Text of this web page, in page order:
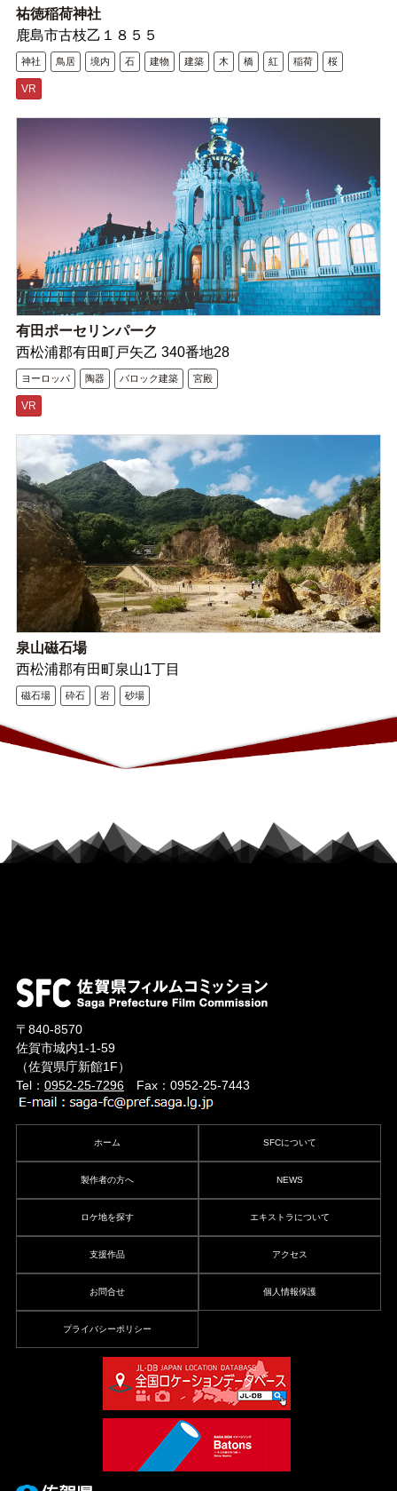
祐徳稲荷神社
鹿島市古枝乙１８５５
神社 鳥居 境内 石 建物 建築 木 橋 紅 稲荷 桜
VR
有田ポーセリンパーク
西松浦郡有田町戸矢乙 340番地28
ヨーロッパ 陶器 バロック建築 宮殿
VR
泉山磁石場
西松浦郡有田町泉山1丁目
磁石場 砕石 岩 砂場
〒840-8570
佐賀市城内1-1-59
（佐賀県庁新館1F）
Tel： 0952-25-7296Fax：0952-25-7443
ホーム SFCについて
製作者の方へ NEWS
ロケ地を探す エキストラについて
支援作品 アクセス
お問合せ 個人情報保護
プライバシーポリシー